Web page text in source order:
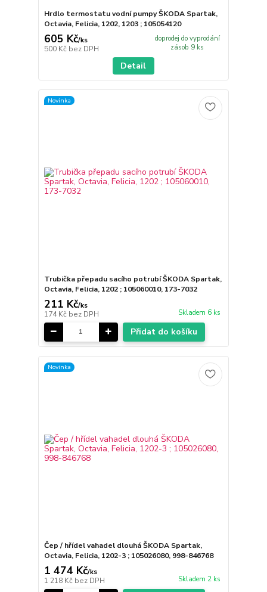
Hrdlo termostatu vodní pumpy ŠKODA Spartak,
Octavia, Felicia, 1202, 1203 ; 105054120
605 Kč/ks
500 Kč bez DPH
doprodej do vyprodání
zásob 9 ks
Detail
Novinka
Trubička přepadu sacího potrubí ŠKODA Spartak,
Octavia, Felicia, 1202 ; 105060010, 173-7032
211 Kč/ks
174 Kč bez DPH Skladem 6 ks
Přidat do košíku
Novinka
Čep / hřídel vahadel dlouhá ŠKODA Spartak,
Octavia, Felicia, 1202-3 ; 105026080, 998-846768
1 474 Kč/ks
1 218 Kč bez DPH Skladem 2 ks